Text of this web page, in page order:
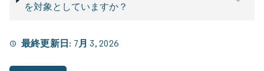
を対象としていますか？
最終更新日: 7月 3, 2026